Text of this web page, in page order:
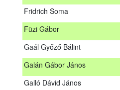
Fridrich Soma
Füzi Gábor
Gaál Győző Bálint
Galán Gábor János
Galló Dávid János
Fekete Ádám